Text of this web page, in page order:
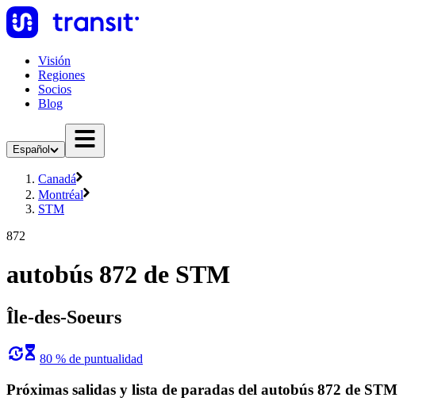
Visión
Regiones
Socios
Blog
Español
Canadá
Montréal
STM
872
autobús 872 de STM
Île-des-Soeurs
80 % de puntualidad
Próximas salidas y lista de paradas del autobús 872 de STM